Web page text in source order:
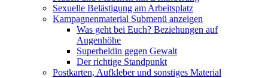
Sexuelle Belästigung am Arbeitsplatz
Kampagnenmaterial Submenü anzeigen
Was geht bei Euch? Beziehungen auf
Augenhöhe
Superheldin gegen Gewalt
Der richtige Standpunkt
Postkarten, Aufkleber und sonstiges Material